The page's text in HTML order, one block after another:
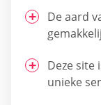
De aard
Deze site
unieke